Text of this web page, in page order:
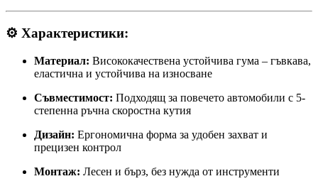
⚙️ Характеристики:
Материал: Висококачествена устойчива гума – гъвкава,
еластична и устойчива на износване
Съвместимост: Подходящ за повечето автомобили с 5-
степенна ръчна скоростна кутия
Дизайн: Ергономична форма за удобен захват и
прецизен контрол
Монтаж: Лесен и бърз, без нужда от инструменти